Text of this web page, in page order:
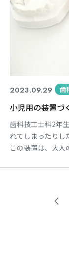
2023.09.29 歯
小児用の装置づ
歯科技工士科2年
れてしまったりし
この装置は、大人
置を作るには、